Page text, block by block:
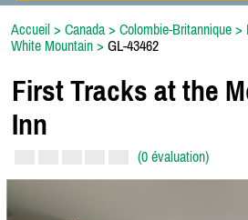
Accueil > Canada > Colombie-Britannique >
White Mountain > GL-43462
First Tracks at the
Inn
(0 évaluation)